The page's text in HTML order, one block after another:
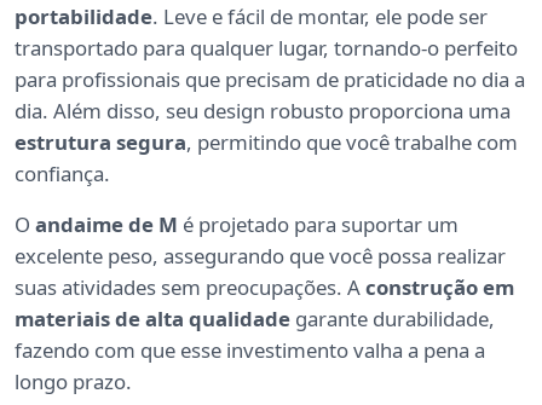
portabilidade. Leve e fácil de montar, ele pode ser
transportado para qualquer lugar, tornando-o perfeito
para profissionais que precisam de praticidade no dia a
dia. Além disso, seu design robusto proporciona uma
estrutura segura, permitindo que você trabalhe com
confiança.
O andaime de M é projetado para suportar um
excelente peso, assegurando que você possa realizar
suas atividades sem preocupações. Aconstrução em
materiais de alta qualidade garante durabilidade,
fazendo com que esse investimento valha a pena a
longo prazo.